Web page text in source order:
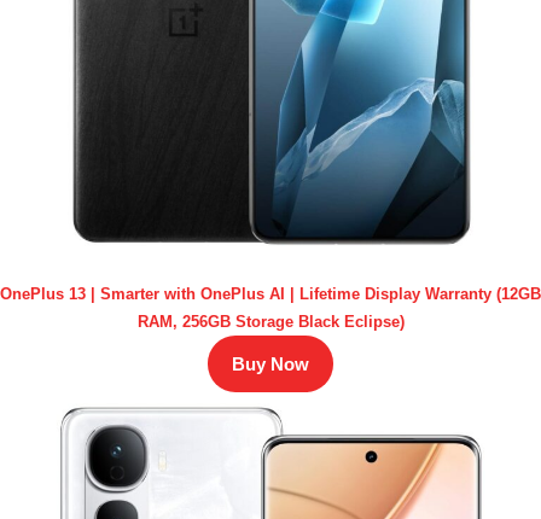
OnePlus 13 | Smarter with OnePlus AI | Lifetime Display Warranty (12GB
RAM, 256GB Storage Black Eclipse)
Buy Now